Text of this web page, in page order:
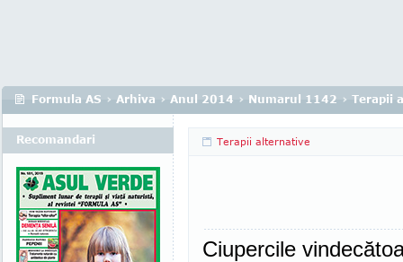
Formula AS › Arhiva › Anul 2014 › Numarul 1142 › Terapii
Terapii alternative
Ciupercile
Recomandari